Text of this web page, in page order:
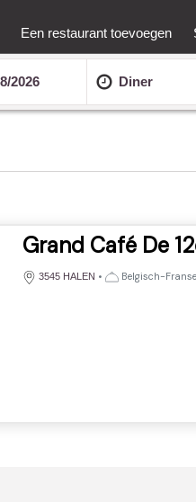
Een restaurant toevoegen
Diner
Grand Café De
3545 HALEN • Belgisch-